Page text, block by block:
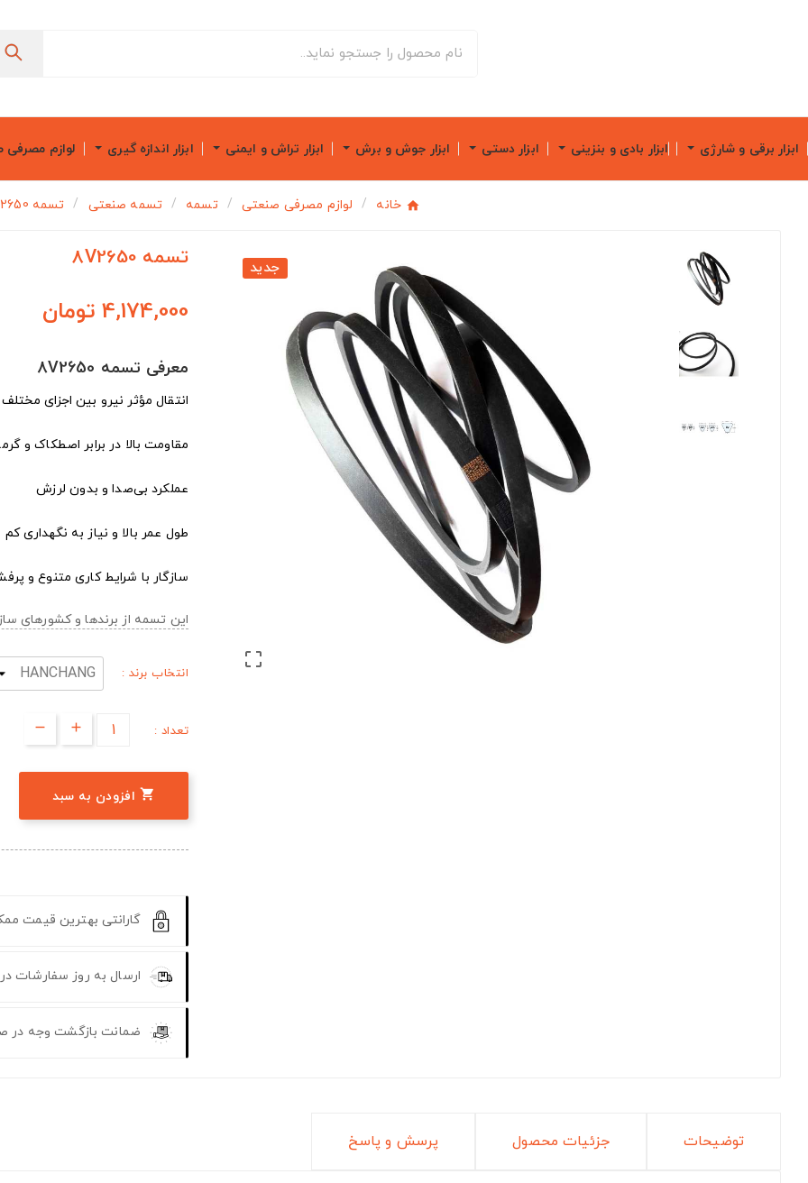
ابزار برقی و شارژی ابزار بادی و بنزینی ابزار دستی ابزار جوش و برش ابزار تراش و ایمنی ابزار اندازه گیری لوازم
خانه لوازم مصرفی صنعتی تسمه تسمه صنعتی تسمه 8V2650
جدید

تسمه 8V2650
4,174,000 تومان
معرفی تسمه 8V2650
انتقال مؤثر نیرو بین اجزای مختلف
مقاومت بالا در برابر اصطکاک و
عملکرد بی‌صدا و بدون لرزش
طول عمر بالا و نیاز به نگهداری کم
سازگار با شرایط کاری متنوع و
این تسمه از برندها و کشورهای
انتخاب برند :
تعداد :
 افزودن به سبد
گارانتی بهترین قیمت
ارسال به روز سفارشات
ضمانت بازگشت وجه در
توضیحات جزئیات محصول پرسش و پاسخ